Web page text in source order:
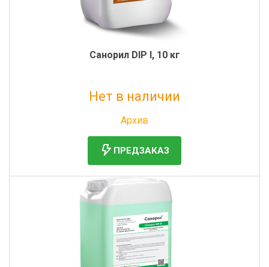
Санорил DIP I, 10 кг
Нет в наличии
Архив
ПРЕДЗАКАЗ